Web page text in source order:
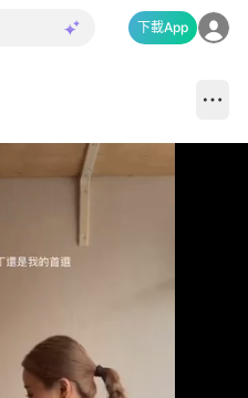
下載App